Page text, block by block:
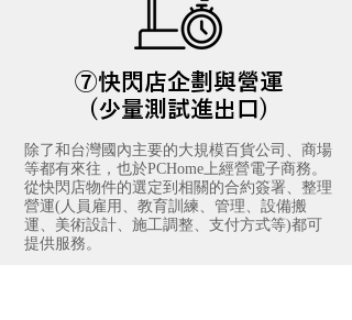
⑦快閃店企劃與營運
(少量測試進出口)
除了和台灣國內主要的大規模百貨公司、商場
等都有來往，也於PCHome上經營電子商務。
從快閃店物件的選定到相關的合約簽署、整理
營運(​人員雇用、教育訓練、管理、設備搬
運、美術設計、施工調整、支付方式等)都可
提供服務。